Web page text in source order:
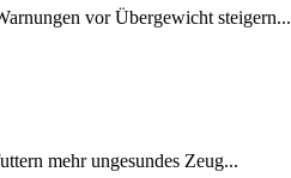
vor Übergewicht steigern...
mehr ungesundes Zeug...